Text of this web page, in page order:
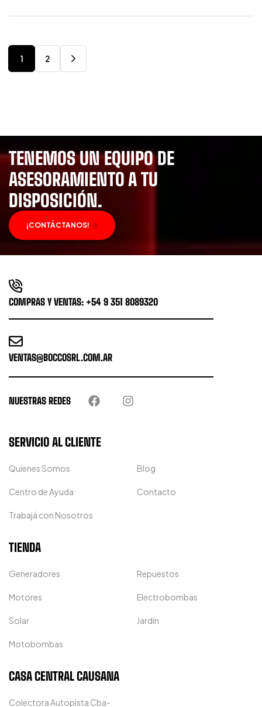
1 2
TENEMOS UN EQUIPO DE
ASESORAMIENTO A TU
DISPOSICIÓN.
¡CONTÁCTANOS!
COMPRAS Y VENTAS: +54 9 351 8089320
VENTAS@BOCCOSRL.COM.AR
NUESTRAS REDES
SERVICIO AL CLIENTE
Quienes Somos Blog
Centro de Ayuda Contacto
Trabajá con Nosotros
TIENDA
Generadores Repuestos
Motores Electrobombas
Solar Jardín
Motobombas
CASA CENTRAL CAUSANA
Colectora Autopista Cba-